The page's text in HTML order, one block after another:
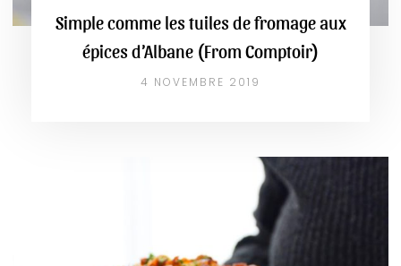
Simple comme les tuiles de fromage aux
épices d’Albane (From Comptoir)
4 NOVEMBRE 2019